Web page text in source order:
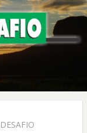
Lugar